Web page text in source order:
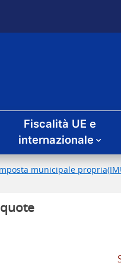
Fiscalità UE e
internazionale
municipale